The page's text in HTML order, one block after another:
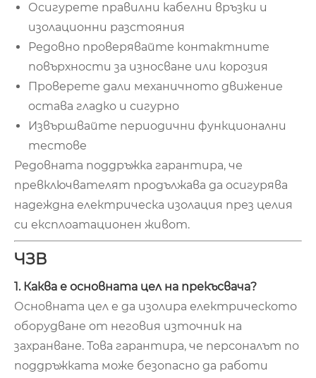
Осигурете правилни кабелни връзки и
изолационни разстояния
Редовно проверявайте контактните
повърхности за износване или корозия
Проверете дали механичното движение
остава гладко и сигурно
Извършвайте периодични функционални
тестове
Редовната поддръжка гарантира, че
превключвателят продължава да осигурява
надеждна електрическа изолация през целия
си експлоатационен живот.
ЧЗВ
1. Каква е основната цел на прекъсвача?
Основната цел е да изолира електрическото
оборудване от неговия източник на
захранване. Това гарантира, че персоналът по
поддръжката може безопасно да работи